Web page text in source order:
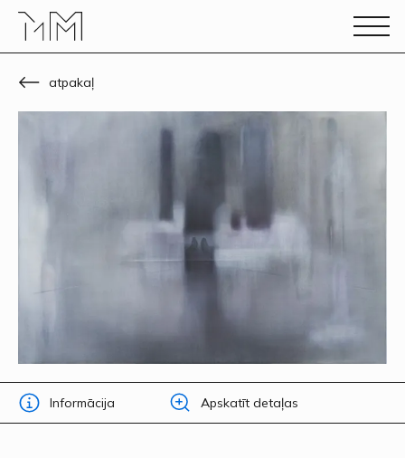
atpakaļ
Informācija Apskatīt detaļas